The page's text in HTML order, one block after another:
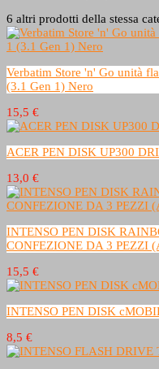
6 altri prodotti della stessa
Verbatim Store 'n' Go unità
(3.1 Gen 1) Nero
15,5 €
ACER PEN DISK UP300
13,0 €
INTENSO PEN DISK
CONFEZIONE DA 3 PEZZI
15,5 €
INTENSO PEN DISK
8,5 €